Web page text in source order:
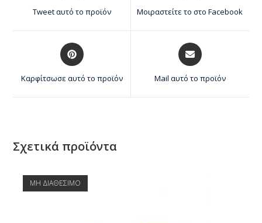
Tweet αυτό το προϊόν Μοιραστείτε το στο Facebook
Καρφίτσωσε αυτό το προϊόν Mail αυτό το προϊόν
Σχετικά προϊόντα
ΜΗ ΔΙΑΘΕΣΙΜΟ